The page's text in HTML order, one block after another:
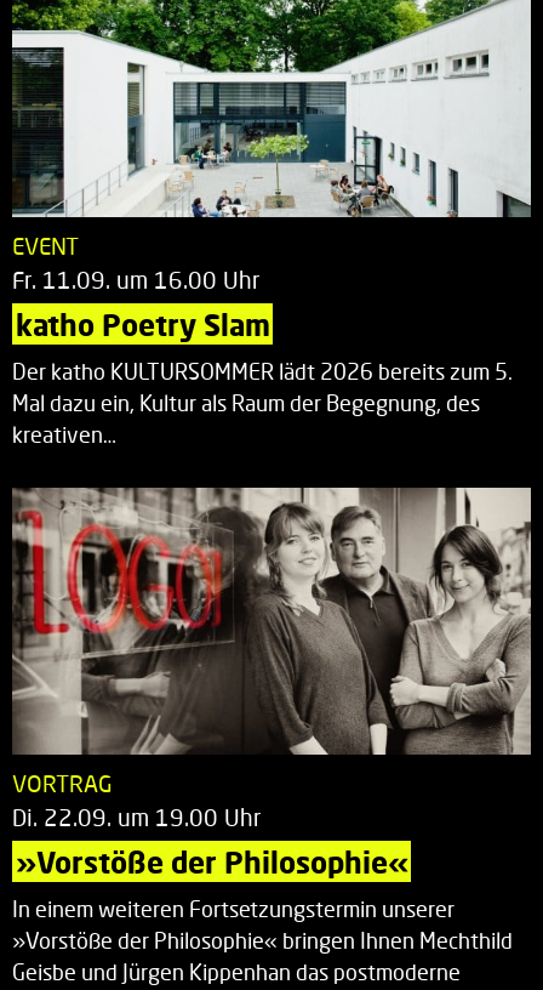
EVENT
Fr. 11.09. um 16.00 Uhr
katho Poetry Slam
Der katho KULTURSOMMER lädt 2026 bereits zum 5.
Mal dazu ein, Kultur als Raum der Begegnung, des
kreativen…
VORTRAG
Di. 22.09. um 19.00 Uhr
»Vorstöße der Philosophie«
In einem weiteren Fortsetzungstermin unserer
»Vorstöße der Philosophie« bringen Ihnen Mechthild
Geisbe und Jürgen Kippenhan das postmoderne